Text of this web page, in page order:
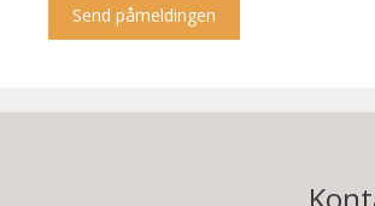
Send påmeldingen